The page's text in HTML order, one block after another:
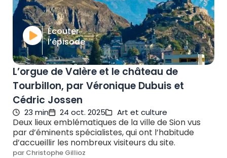
Écouter
l’épisode
L’orgue de Valère et le château de
Tourbillon, par Véronique Dubuis et
Cédric Jossen
23 min 24 oct. 2025 Art et culture
Deux lieux emblématiques de la ville de Sion vus
par d’éminents spécialistes, qui ont l’habitude
d’accueillir les nombreux visiteurs du site.
par Christophe Gillioz